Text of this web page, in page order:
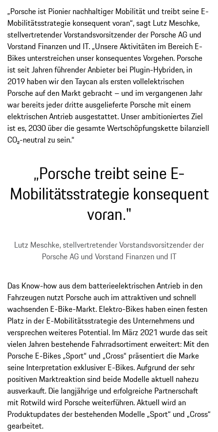
„Porsche ist Pionier nachhaltiger Mobilität und treibt seine E-
Mobilitätsstrategie konsequent voran“, sagt Lutz Meschke,
stellvertretender Vorstandsvorsitzender der Porsche AG und
Vorstand Finanzen und IT. „Unsere Aktivitäten im Bereich E-
Bikes unterstreichen unser konsequentes Vorgehen. Porsche
ist seit Jahren führender Anbieter bei Plugin-Hybriden, in
2019 haben wir den Taycan als ersten vollelektrischen
Porsche auf den Markt gebracht – und im vergangenen Jahr
war bereits jeder dritte ausgelieferte Porsche mit einem
elektrischen Antrieb ausgestattet. Unser ambitioniertes Ziel
ist es, 2030 über die gesamte Wertschöpfungskette bilanziell
CO₂-neutral zu sein.“
„Porsche treibt seine E-
Mobilitätsstrategie konsequent
voran."
Lutz Meschke, stellvertretender Vorstandsvorsitzender der
Porsche AG und Vorstand Finanzen und IT
Das Know-how aus dem batterieelektrischen Antrieb in den
Fahrzeugen nutzt Porsche auch im attraktiven und schnell
wachsenden E-Bike-Markt. Elektro-Bikes haben einen festen
Platz in der E-Mobilitätsstrategie des Unternehmens und
versprechen weiteres Potential. Im März 2021 wurde das seit
vielen Jahren bestehende Fahrradsortiment erweitert: Mit den
Porsche E-Bikes „Sport“ und „Cross“ präsentiert die Marke
seine Interpretation exklusiver E-Bikes. Aufgrund der sehr
positiven Marktreaktion sind beide Modelle aktuell nahezu
ausverkauft. Die langjährige und erfolgreiche Partnerschaft
mit Rotwild wird Porsche weiterführen. Aktuell wird an
Produktupdates der bestehenden Modelle „Sport“ und „Cross“
gearbeitet.